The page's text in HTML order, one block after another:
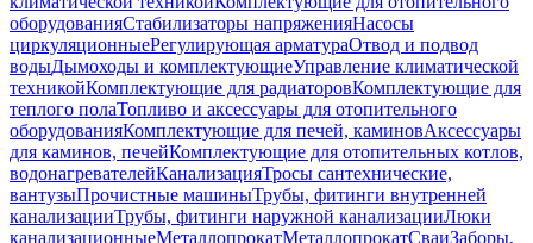
оборудованияСтабилизаторы напряженияНасосы
циркуляционныеРегулирующая арматураОтвод и подвод
водыДымоходы и комплектующиеУправление климатической
техникойКомплектующие для радиаторовКомплектующие для
теплого полаТопливо и аксессуары для отопительного
оборудованияКомплектующие для печей, каминовАксессуары
для каминов, печейКомплектующие для отопительных котлов,
водонагревателейКанализацияТросы сантехнические,
вантузыПрочистные машиныТрубы, фитинги внутренней
канализацииТрубы, фитинги наружной канализацииЛюки
канализационныеМеталлопрокатМеталлопрокатСваиЗаборы,